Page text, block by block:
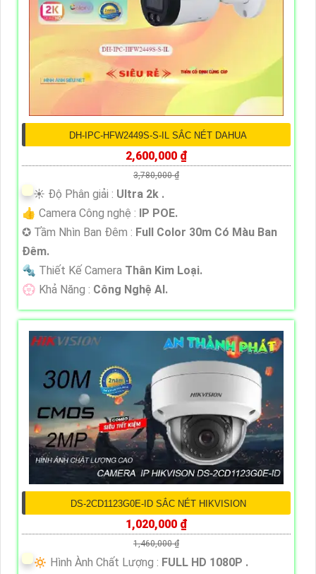
DH-IPC-HFW2449S-S-IL SẮC NÉT DAHUA
2,600,000 ₫
3,780,000 ₫
☀️ Độ Phân giải : Ultra 2k .
👍 Camera Công nghệ : IP POE.
✪ Tầm Nhìn Ban Đêm : Full Color 30m Có Màu Ban
Đêm.
🔩 Thiết Kế Camera Thân Kim Loại.
️💮 Khả Năng : Công Nghệ AI.
DS-2CD1123G0E-ID SẮC NÉT HIKVISION
1,020,000 ₫
1,460,000 ₫
🔅 Hình Ành Chất Lượng : FULL HD 1080P .